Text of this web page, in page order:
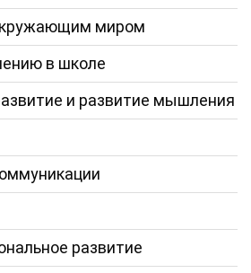
миром
в школе
и развитие мышления
развитие